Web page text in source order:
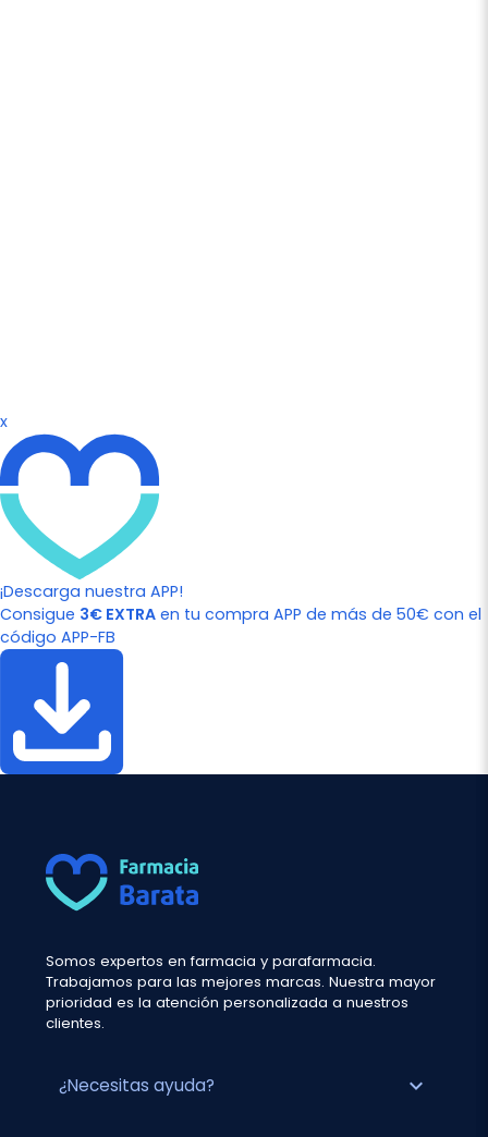
x
¡Descarga nuestra APP!
Consigue 3€ EXTRA en tu compra APP de más de 50€ con el
código APP-FB
Somos expertos en farmacia y parafarmacia.
Trabajamos para las mejores marcas. Nuestra mayor
prioridad es la atención personalizada a nuestros
clientes.
¿Necesitas ayuda? expand_more